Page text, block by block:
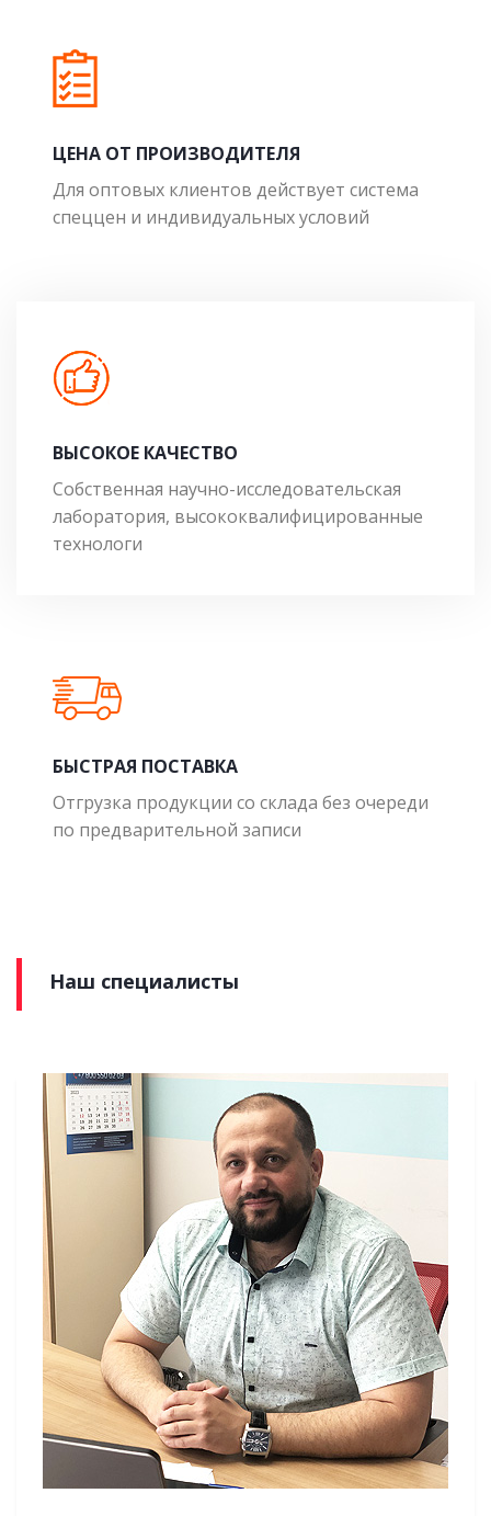
ЦЕНА ОТ ПРОИЗВОДИТЕЛЯ
Для оптовых клиентов действует система
спеццен и индивидуальных условий
ВЫСОКОЕ КАЧЕСТВО
Собственная научно-исследовательская
лаборатория, высококвалифицированные
технологи
БЫСТРАЯ ПОСТАВКА
Отгрузка продукции со склада без очереди
по предварительной записи
Наш специалисты